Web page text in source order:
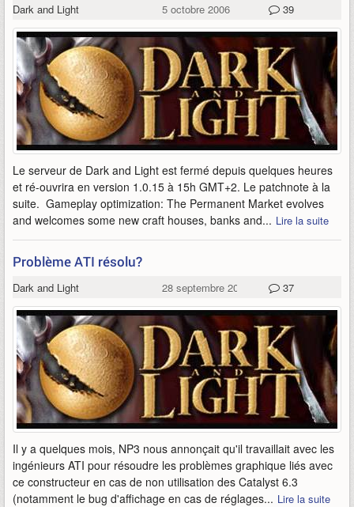
Dark and Light 5 octobre 2006 39
Le serveur de Dark and Light est fermé depuis quelques heures
et ré-ouvrira en version 1.0.15 à 15h GMT+2. Le patchnote à la
suite. Gameplay optimization: The Permanent Market evolves
and welcomes some new craft houses, banks and... Lire la suite
Problème ATI résolu?
Dark and Light 28 septembre 2006 37
Il y a quelques mois, NP3 nous annonçait qu'il travaillait avec les
ingénieurs ATI pour résoudre les problèmes graphique liés avec
ce constructeur en cas de non utilisation des Catalyst 6.3
(notamment le bug d'affichage en cas de réglages... Lire la suite